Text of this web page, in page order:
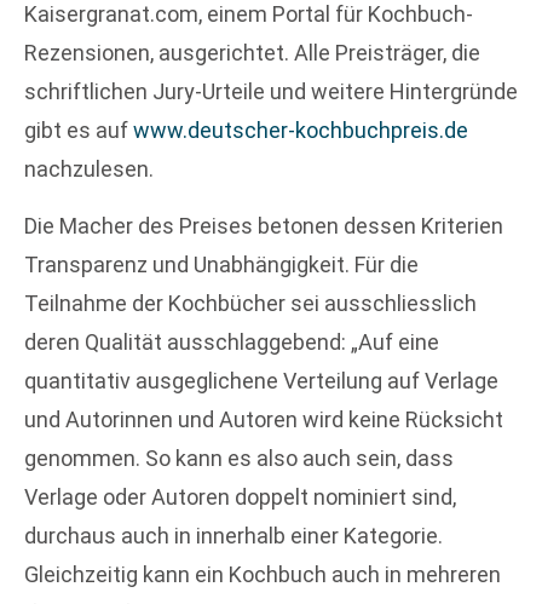
Kaisergranat.com, einem Portal für Kochbuch-
Rezensionen, ausgerichtet. Alle Preisträger, die
schriftlichen Jury-Urteile und weitere Hintergründe
gibt es aufwww.deutscher-kochbuchpreis.de
nachzulesen.
Die Macher des Preises betonen dessen Kriterien
Transparenz und Unabhängigkeit. Für die
Teilnahme der Kochbücher sei ausschliesslich
deren Qualität ausschlaggebend: „Auf eine
quantitativ ausgeglichene Verteilung auf Verlage
und Autorinnen und Autoren wird keine Rücksicht
genommen. So kann es also auch sein, dass
Verlage oder Autoren doppelt nominiert sind,
durchaus auch in innerhalb einer Kategorie.
Gleichzeitig kann ein Kochbuch auch in mehreren